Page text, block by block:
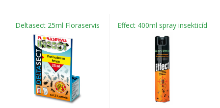
Deltasect 25ml Floraservis Effect 400ml spray insekticíd